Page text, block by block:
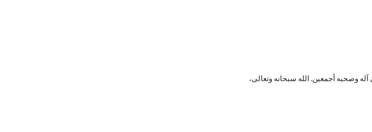
وصحبه أجمعين. الله سبحانه وتعالى،